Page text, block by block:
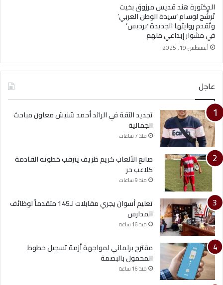
الدكتورة هند قديس مرزوق بخيت
تُرشَّح لوسام ‘سيدة الوطن العربي’
وتُقدم روايتها الجديدة ‘برديس’
في مشوار إبداعي ملهم
أغسطس 19, 2025
عاجل
تجديد الثقة في الرائد أحمد شنيش معاون مباحث
الجمالية
منذ 7 ساعات
صانع الألعاب كريم ظريف يترقب خطوته القادمة
كلاعب حر
منذ 9 ساعات
تعليم أسوان يجري مقابلات لـ145 متقدماً لوظائف
المدارس
منذ 16 ساعة
مقترح برلماني لمواجهة أزمة تسجيل خطوط
المحمول بالبصمة
منذ 16 ساعة